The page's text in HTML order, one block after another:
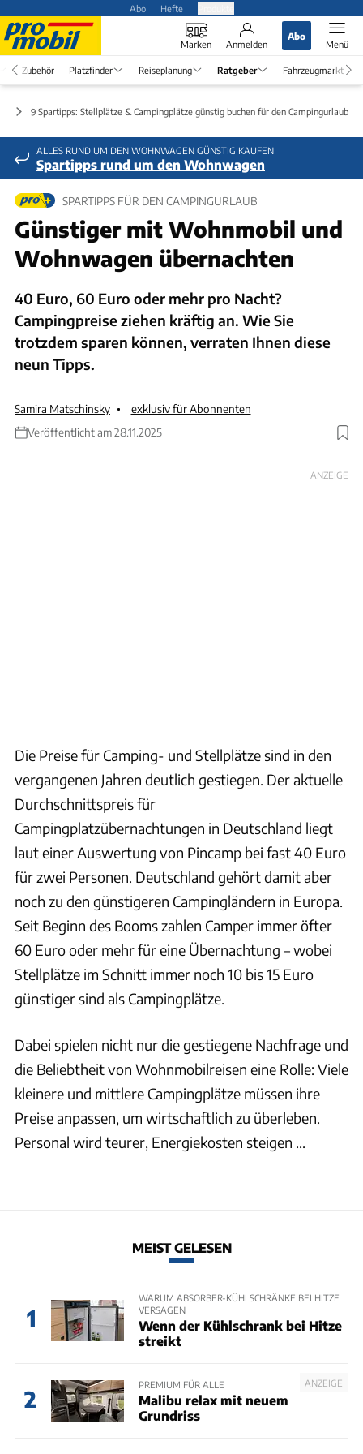
Abo Hefte
Marken Anmelden
Abo
Menü
Zubehör Platzfinder Reiseplanung Ratgeber Fahrzeugmarkt
9 Spartipps: Stellplätze & Campingplätze günstig buchen für den Campingurlaub
ALLES RUND UM DEN WOHNWAGEN GÜNSTIG KAUFEN
Spartipps rund um den Wohnwagen
SPARTIPPS FÜR DEN CAMPINGURLAUB
Günstiger mit Wohnmobil und
Wohnwagen übernachten
40 Euro, 60 Euro oder mehr pro Nacht?
Campingpreise ziehen kräftig an. Wie Sie
trotzdem sparen können, verraten Ihnen diese
neun Tipps.
Samira Matschinsky
exklusiv für Abonnenten
Veröffentlicht am 28.11.2025
Foto: Milan Markovic via GettyImages
ANZEIGE
Die Preise für Camping- und Stellplätze sind in den
vergangenen Jahren deutlich gestiegen. Der aktuelle
Durchschnittspreis für
Campingplatzübernachtungen in Deutschland liegt
laut einer Auswertung von Pincamp bei fast 40 Euro
für zwei Personen. Deutschland gehört damit aber
noch zu den günstigeren Campingländern in Europa.
Seit Beginn des Booms zahlen Camper immer öfter
60 Euro oder mehr für eine Übernachtung – wobei
Stellplätze im Schnitt immer noch 10 bis 15 Euro
günstiger sind als Campingplätze.
Dabei spielen nicht nur die gestiegene Nachfrage und
die Beliebtheit von Wohnmobilreisen eine Rolle: Viele
kleinere und mittlere Campingplätze müssen ihre
Preise anpassen, um wirtschaftlich zu überleben.
Personal wird teurer, Energiekosten steigen ...
MEIST GELESEN
1
WARUM ABSORBER-KÜHLSCHRÄNKE BEI HITZE
VERSAGEN
Wenn der Kühlschrank bei Hitze
streikt
2
ANZEIGE
PREMIUM FÜR ALLE
Malibu relax mit neuem
Grundriss